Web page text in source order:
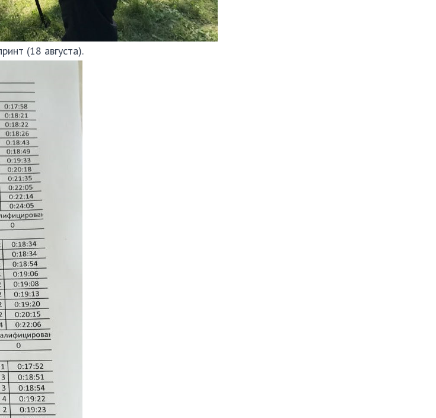
(18 августа).